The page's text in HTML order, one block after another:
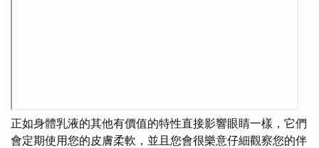
正如身體乳液的其他有價值的特性直接影響眼睛一樣，它們
會定期使用您的皮膚柔軟，並且您會很樂意仔細觀察您的伴